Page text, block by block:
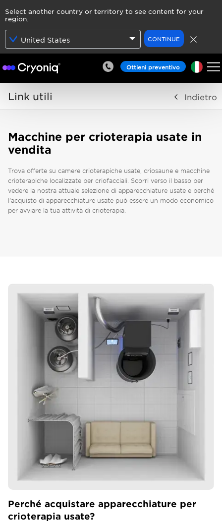
Select another country or territory to see content for your
region.
United States CONTINUE
Ottieni preventivo
Link utili Indietro
Macchine per crioterapia usate in
vendita
Trova offerte su camere crioterapiche usate, criosaune e macchine
crioterapiche localizzate per criofacciali. Scorri verso il basso per
vedere la nostra attuale selezione di apparecchiature usate e perché
l'acquisto di apparecchiature usate può essere un modo economico
per avviare la tua attività di crioterapia.
Perché acquistare apparecchiature per
crioterapia usate?